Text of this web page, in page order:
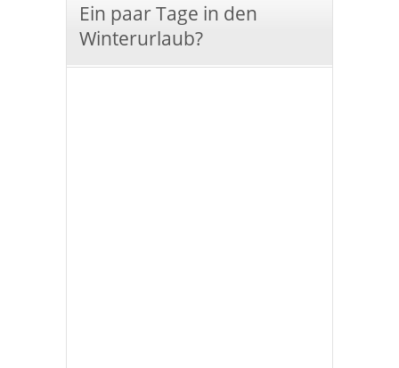
Ein paar Tage in den
Winterurlaub?